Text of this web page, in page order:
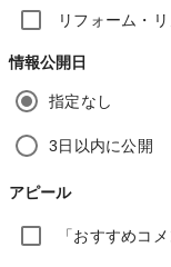
リフォーム・
情報公開日
指定なし
3日以内に公開
アピール
「おすすめコ